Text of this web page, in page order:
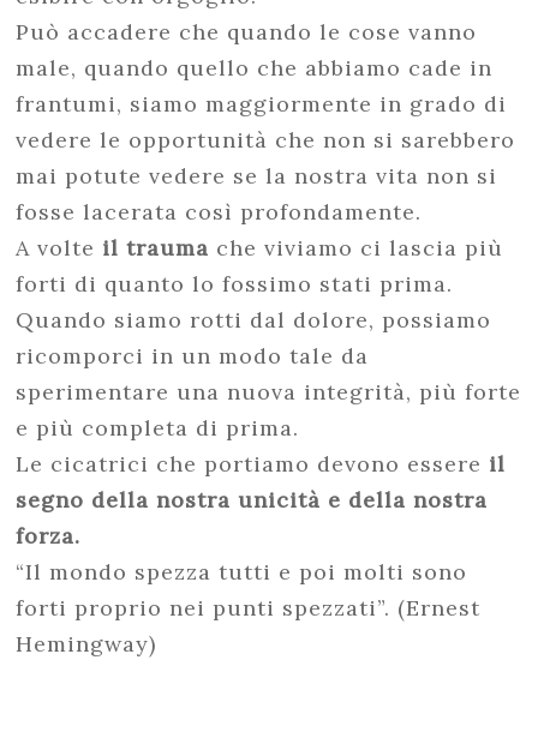
Può accadere che quando le cose vanno
male, quando quello che abbiamo cade in
frantumi, siamo maggiormente in grado di
vedere le opportunità che non si sarebbero
mai potute vedere se la nostra vita non si
fosse lacerata così profondamente.
A volte il trauma che viviamo ci lascia più
forti di quanto lo fossimo stati prima.
Quando siamo rotti dal dolore, possiamo
ricomporci in un modo tale da
sperimentare una nuova integrità, più forte
e più completa di prima.
Le cicatrici che portiamo devono essere il
segno della nostra unicità e della nostra
forza.
“Il mondo spezza tutti e poi molti sono
forti proprio nei punti spezzati”. (Ernest
Hemingway)